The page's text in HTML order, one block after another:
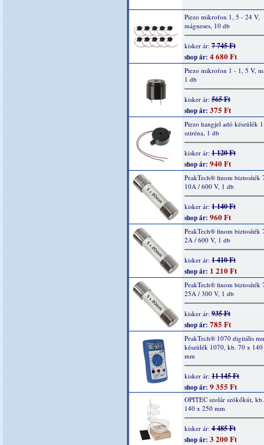
Piezo mikrofon 1, 5 - 24 V,
mágneses, 10 db
kisker ár: 7 745 Ft
shop ár: 4 680 Ft
Piezo mikrofon 1 - 1, 5 V,
1 db
kisker ár: 565 Ft
shop ár: 375 Ft
Piezo hangjel adó készülék
sziréna, 1 db
kisker ár: 1 120 Ft
shop ár: 940 Ft
PeakTech® finom biztosíték
10A / 600 V, 1 db
kisker ár: 1 140 Ft
shop ár: 960 Ft
PeakTech® finom biztosíték
2A / 600 V, 1 db
kisker ár: 1 410 Ft
shop ár: 1 210 Ft
PeakTech® finom biztosíték
25A / 300 V, 1 db
kisker ár: 935 Ft
shop ár: 785 Ft
PeakTech® 1070 digitális
készülék 1070, kb. 70 x
mm
kisker ár: 11 145 Ft
shop ár: 9 355 Ft
OPITEC szolár szökőkút,
140 x 250 mm
kisker ár: 4 485 Ft
shop ár: 3 200 Ft